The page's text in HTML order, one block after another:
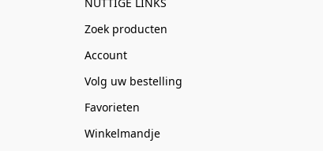
Zoek producten
Account
Volg uw bestelling
Favorieten
Winkelmandje